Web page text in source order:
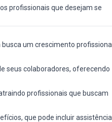
profissionais que desejam se
um crescimento profissional
seus colaboradores, oferecendo
profissionais que buscam
que pode incluir assistência